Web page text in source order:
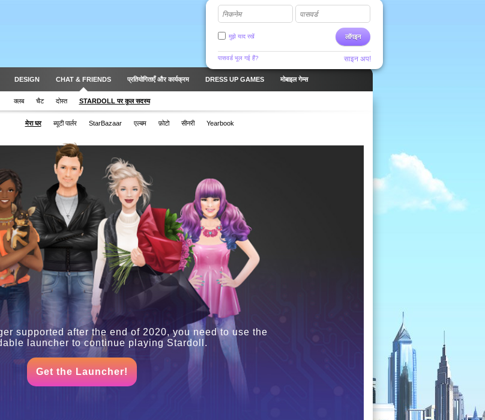
निकनेम पासवर्ड
लॉगइन
मुझे याद रखें
पासवर्ड भूल गई हैं? साइन अप!
DESIGN CHAT & FRIENDS प्रतियोगिताएँ और कार्यक्रम DRESS UP GAMES मोबाइल गेम्स
क्लब चैट दोस्त STARDOLL पर कुल सदस्य
मेरा घर ब्यूटी पार्लर StarBazaar एल्बम फ़ोटो सीनरी Yearbook
supported after the end of 2020, you need to use the
launcher to continue playing Stardoll.
Get the Launcher!